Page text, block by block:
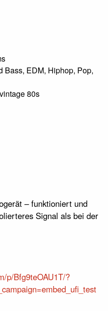
Bass, EDM, Hiphop, Pop,
80s
– funktioniert und
Signal als bei der
p/Bfg9teOAU1T/?